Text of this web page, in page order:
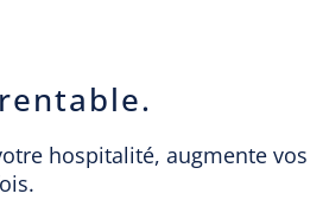
hospitalité, augmente vos